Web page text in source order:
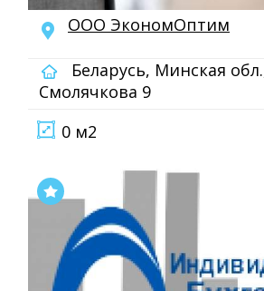
ООО ЭкономОптим
Беларусь, Минская
Смолячкова 9
0 м2